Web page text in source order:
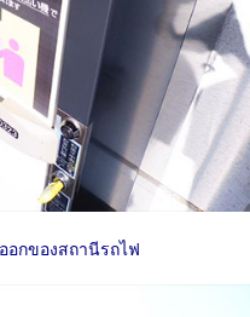
อกของสถานีรถไฟ